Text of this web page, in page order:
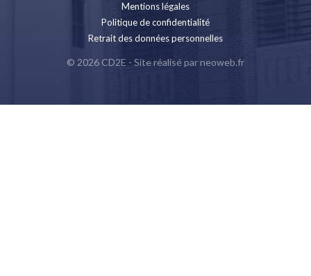
Mentions légales
Politique de confidentialité
Retrait des données personnelles
© 2026 CD2E - Site réalisé parneoweb.fr